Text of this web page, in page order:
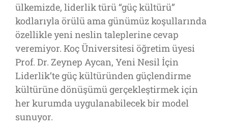
ülkemizde, liderlik türü “güç kültürü”
kodlarıyla örülü ama günümüz koşullarında
özellikle yeni neslin taleplerine cevap
veremiyor. Koç Üniversitesi öğretim üyesi
Prof. Dr. Zeynep Aycan, Yeni Nesil İçin
Liderlik’te güç kültüründen güçlendirme
kültürüne dönüşümü gerçekleştirmek için
her kurumda uygulanabilecek bir model
sunuyor.